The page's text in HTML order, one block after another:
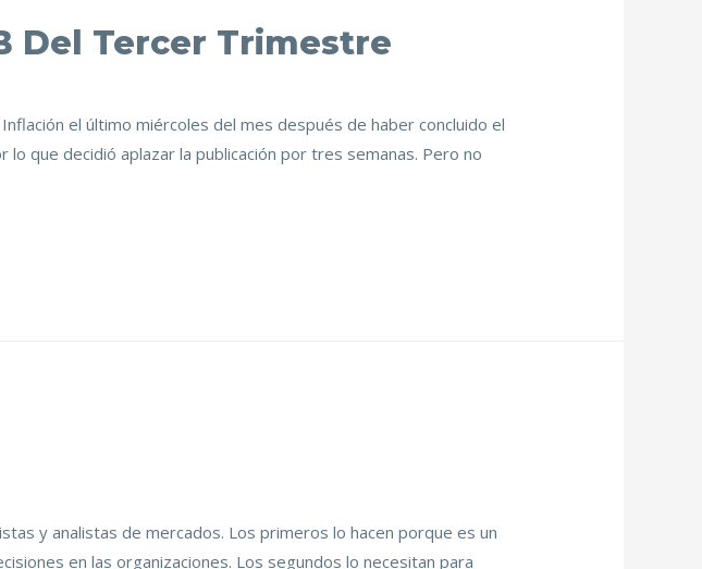
Del Tercer Trimestre
el último miércoles del mes después de haber concluido el
que decidió aplazar la publicación por tres semanas. Pero no
y analistas de mercados. Los primeros lo hacen porque es un
en las organizaciones. Los segundos lo necesitan para